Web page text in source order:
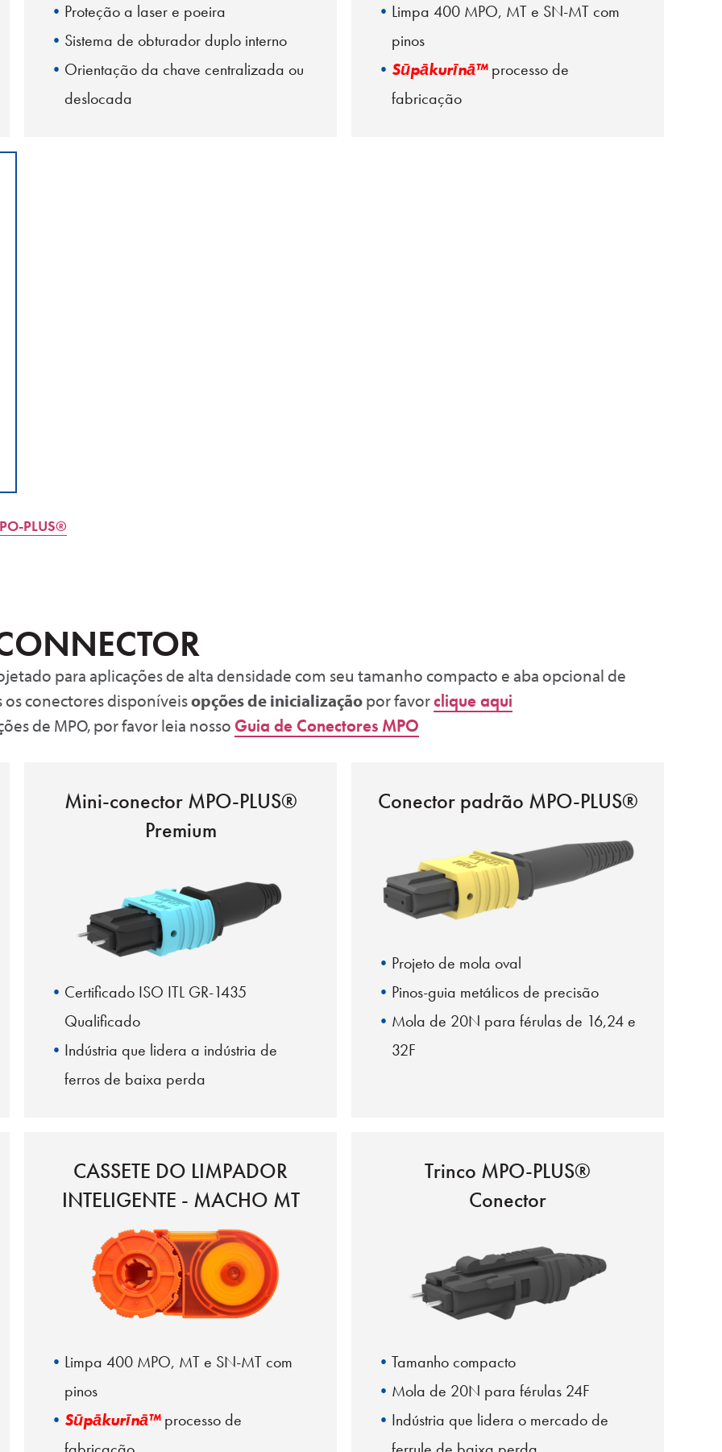
Proteção a laser e poeira
Sistema de obturador duplo interno
Orientação da chave centralizada ou
deslocada
Limpa 400 MPO, MT e SN-MT com
pinos
Sūpākurīnā™ processo de
fabricação
PLUS®
para aplicações de alta densidade com seu tamanho compacto e aba opcional de
conectores disponíveisopções de inicializaçãopor favorclique aqui
de MPO, por favor leia nosso Guia de Conectores MPO
Mini-conector MPO-PLUS®
Premium
Certificado ISO ITL GR-1435
Qualificado
Indústria que lidera a indústria de
ferros de baixa perda
Conector padrão MPO-PLUS®
Projeto de mola oval
Pinos-guia metálicos de precisão
Mola de 20N para férulas de 16,24 e
32F
CASSETE DO LIMPADOR
INTELIGENTE - MACHO MT
Limpa 400 MPO, MT e SN-MT com
pinos
Sūpākurīnā™ processo de
Trinco MPO-PLUS®
Conector
Tamanho compacto
Mola de 20N para férulas 24F
Indústria que lidera o mercado de